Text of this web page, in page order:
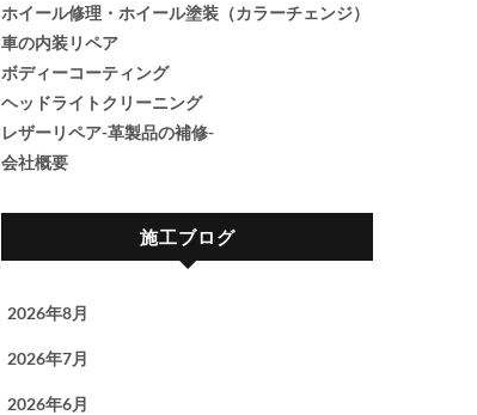
ホイール修理・ホイール塗装（カラーチェンジ）
車の内装リペア
ボディーコーティング
ヘッドライトクリーニング
レザーリペア-革製品の補修-
会社概要
施工ブログ
2026年8月
2026年7月
2026年6月